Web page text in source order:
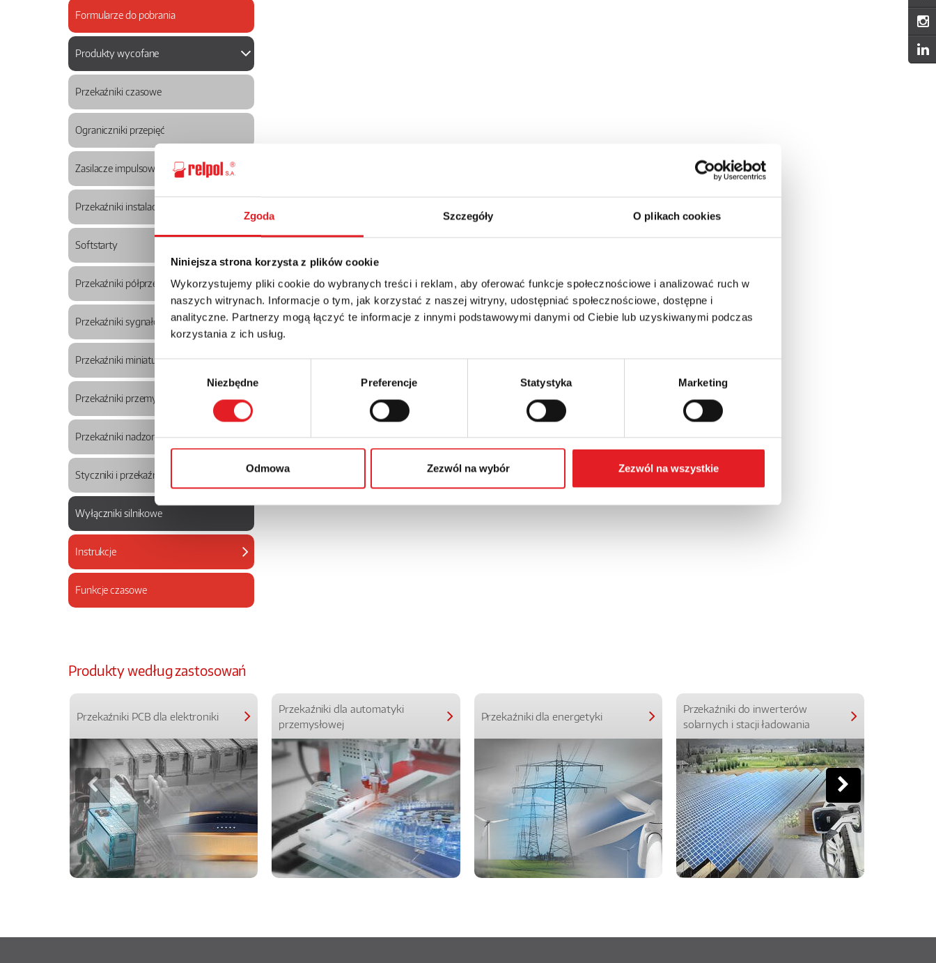
Zgoda Szczegóły O plikach cookies
Niniejsza strona korzysta z plików cookie
Wykorzystujemy pliki cookie do wybranych treści i reklam, aby oferować funkcje społecznościowe i analizować ruch w
naszych witrynach. Informacje o tym, jak korzystać z naszej witryny, udostępniać społecznościowe, dostępne i
analityczne. Partnerzy mogą łączyć te informacje z innymi podstawowymi danymi od Ciebie lub uzyskiwanymi podczas
korzystania z ich usług.
Wybór
zgody
Niezbędne Preferencje Statystyka Marketing
Odmowa Zezwól na wybór Zezwól na wszystkie
Formularze do pobrania
Produkty wycofane
Przekaźniki czasowe
Ograniczniki przepięć
Zasilacze impulsowe
Przekaźniki instalacyjne modułowe
Softstarty
Przekaźniki półprzewodnikowe
Przekaźniki sygnałowe
Przekaźniki miniaturowe
Przekaźniki przemysłowe wtykowe
Przekaźniki nadzorcze
Styczniki i przekaźniki termiczne
Wyłączniki silnikowe
Instrukcje
Funkcje czasowe
Produkty według zastosowań
Przekaźniki PCB dla elektroniki
Przekaźniki dla automatyki
przemysłowej
Przekaźniki dla energetyki
Przekaźniki do inwerterów
solarnych i stacji ładowania